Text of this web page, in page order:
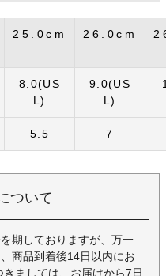
25.0cm 26.0cm
8.0(US
L)
9.0(US
L)
5.5 7
ついて
期しておりますが、万一
商品到着後14日以内にお
ましては、お届けから7日